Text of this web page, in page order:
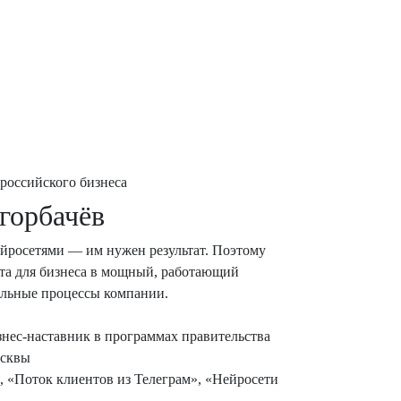
бизнеса
— им нужен результат. Поэтому
для бизнеса в мощный, работающий
процессы компании.
наставник в программах правительства
клиентов из Телеграм», «Нейросети